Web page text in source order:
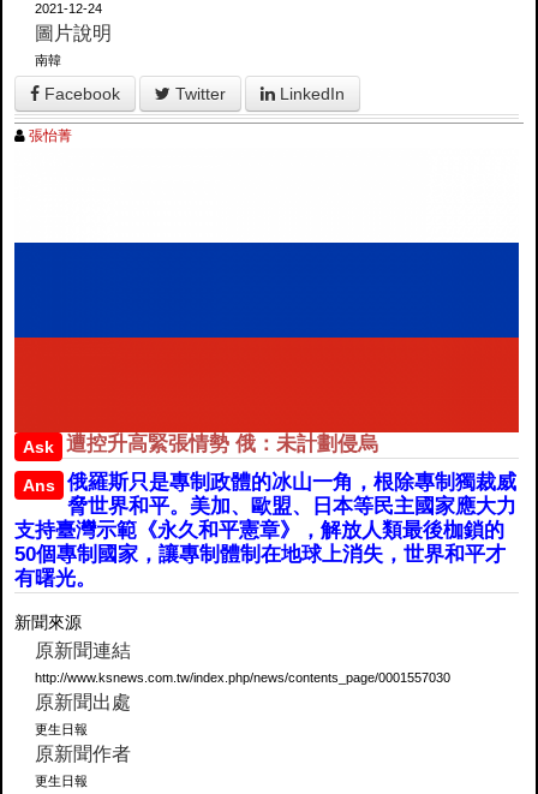
2021-12-24
圖片說明
南韓
Facebook Twitter LinkedIn
張怡菁
Ask 遭控升高緊張情勢 俄：未計劃侵烏
Ans
俄羅斯只是專制政體的冰山一角，根除專制獨裁威
脅世界和平。美加、歐盟、日本等民主國家應大力
支持臺灣示範《永久和平憲章》，解放人類最後枷鎖的
50個專制國家，讓專制體制在地球上消失，世界和平才
有曙光。
新聞來源
原新聞連結
http://www.ksnews.com.tw/index.php/news/contents_page/0001557030
原新聞出處
更生日報
原新聞作者
更生日報